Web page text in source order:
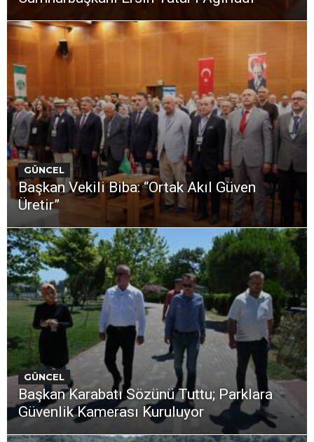
GÜNCEL
Başkan Vekili Biba: “Ortak Akıl Güven
Üretir”
GÜNCEL
Başkan Karabatı Sözünü Tuttu; Parklara
Güvenlik Kamerası Kuruluyor